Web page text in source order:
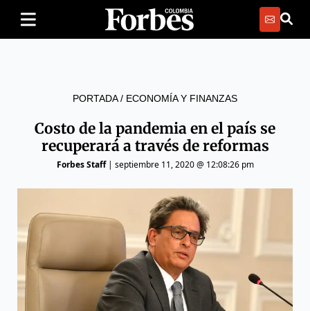
PORTADA/ ECONOMÍA Y FINANZAS
Costo de la pandemia en el país se
recuperará a través de reformas
Forbes Staff| septiembre 11, 2020 @ 12:08:26 pm